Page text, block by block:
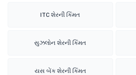
ITC શેરની કિંમત
સુઝલોન શેરની કિંમત
યસ બેંક શેરની કિંમત